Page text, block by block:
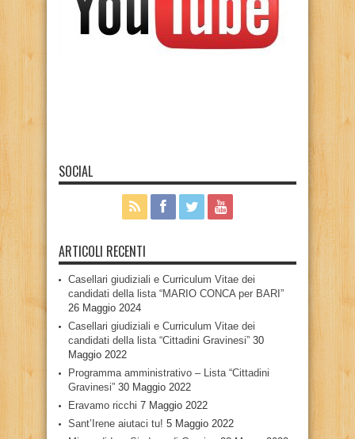
SOCIAL
ARTICOLI RECENTI
Casellari giudiziali e Curriculum Vitae dei
candidati della lista “MARIO CONCA per BARI”
26 Maggio 2024
Casellari giudiziali e Curriculum Vitae dei
candidati della lista “Cittadini Gravinesi” 30
Maggio 2022
Programma amministrativo – Lista “Cittadini
Gravinesi” 30 Maggio 2022
Eravamo ricchi 7 Maggio 2022
Sant’Irene aiutaci tu! 5 Maggio 2022